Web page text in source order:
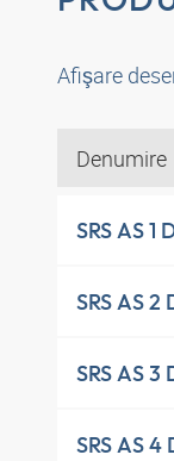
Afişare
Denumire
SRS AS 1
SRS AS 2
SRS AS 3
SRS AS 4